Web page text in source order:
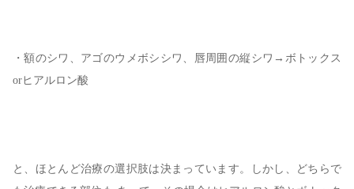
・額のシワ、アゴのウメボシシワ、唇周囲の縦シワ→ボトックス
orヒアルロン酸
と、ほとんど治療の選択肢は決まっています。しかし、どちらで